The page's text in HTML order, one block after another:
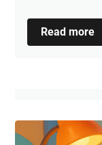
Read more